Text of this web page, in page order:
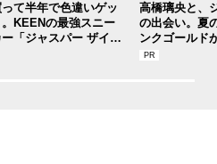
って半年で色違いゲッ
。KEENの最強スニー
ー「ジャスパー ザイオ
高橋璃央と、
の出会い。夏
ンクゴールド
SUMMER